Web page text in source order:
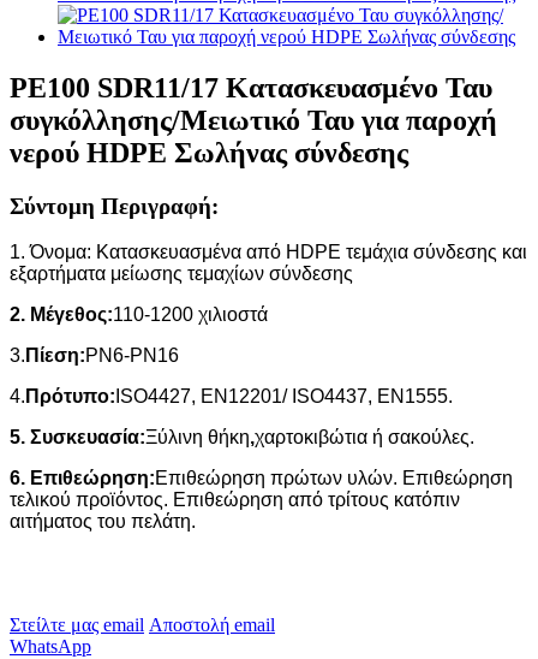
PE100 SDR11/17 Κατασκευασμένο Ταυ
συγκόλλησης/Μειωτικό Ταυ για παροχή
νερού HDPE Σωλήνας σύνδεσης
Σύντομη Περιγραφή:
1. Όνομα: Κατασκευασμένα από HDPE τεμάχια σύνδεσης και
εξαρτήματα μείωσης τεμαχίων σύνδεσης
2. Μέγεθος:110-1200 χιλιοστά
3. Πίεση:PN6-PN16
4. Πρότυπο: ISO4427, EN12201/ ISO4437, EN1555.
5. Συσκευασία:Ξύλινη θήκη,χαρτοκιβώτια ή σακούλες.
6. Επιθεώρηση:Επιθεώρηση πρώτων υλών. Επιθεώρηση
τελικού προϊόντος. Επιθεώρηση από τρίτους κατόπιν
αιτήματος του πελάτη.
Στείλτε μας email Αποστολή email
WhatsApp